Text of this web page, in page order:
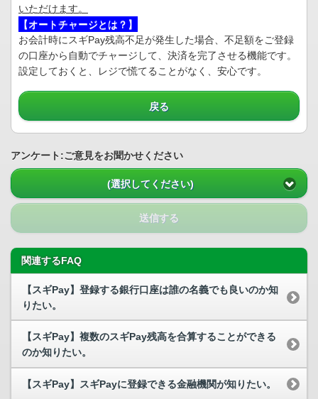
いただけます。
【オートチャージとは？】
お会計時にスギPay残高不足が発生した場合、不足額をご登録
の口座から自動でチャージして、決済を完了させる機能です。
設定しておくと、レジで慌てることがなく、安心です。
戻る
アンケート:ご意見をお聞かせください
(選択してください)
送信する
関連するFAQ
【スギPay】登録する銀行口座は誰の名義でも良いのか知
りたい。
【スギPay】複数のスギPay残高を合算することができる
のか知りたい。
【スギPay】スギPayに登録できる金融機関が知りたい。